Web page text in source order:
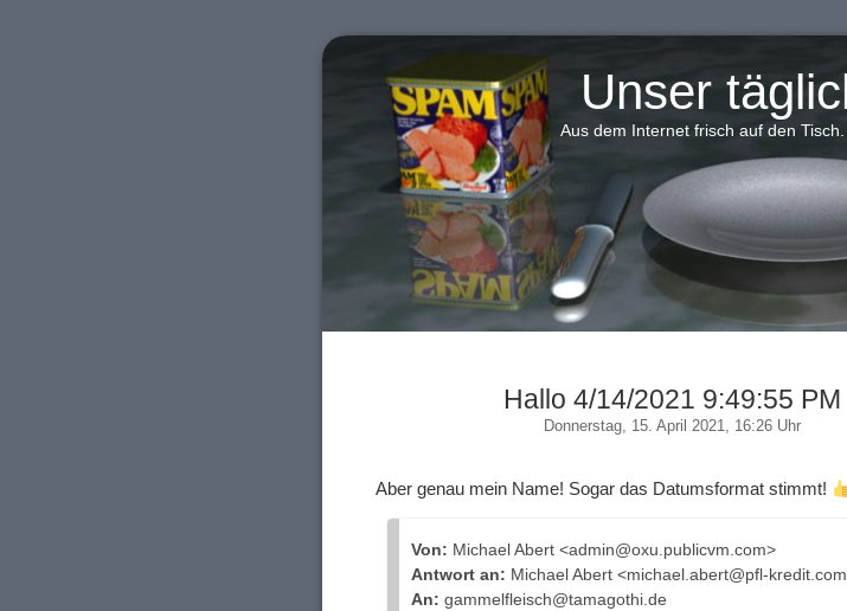
Unser
Aus dem Internet frisch auf den
Hallo 4/14/2021 9:49:55 PM
Donnerstag, 15. April 2021, 16:26 Uhr
Aber genau mein Name! Sogar das Datumsformat stimmt!
Von: Michael Abert <admin@oxu.publicvm.com>
Antwort an: Michael Abert <michael.abert@pfl-
An: gammelfleisch@tamagothi.de